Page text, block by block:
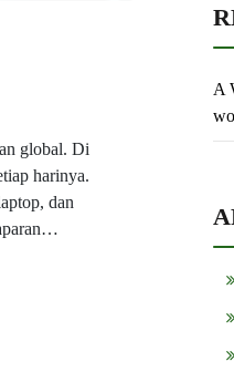
global. Di
harinya.
dan
A